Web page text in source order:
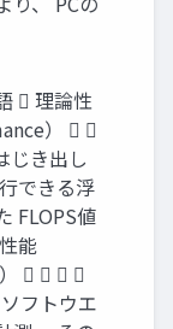
 理論性
）  
じき出し
できる浮
FLOPS値
能
   
フトウエ